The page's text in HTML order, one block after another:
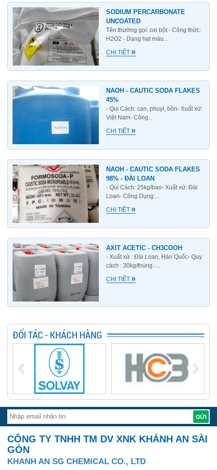
SODIUM PERCARBONATE
UNCOATED
Tên thường gọi: oxi bột - Công thức:
H2O2 - Dạng hạt màu...
CHI TIẾT»
NAOH - CAUTIC SODA FLAKES
45%
- Qui Cách: can, phuyl, bồn- Xuất xứ:
Việt Nam- Công...
CHI TIẾT»
NAOH - CAUTIC SODA FLAKES
98% - ĐÀI LOAN
- Qui Cách: 25kg/bao- Xuất xứ: Đài
Loan- Công Dụng:...
CHI TIẾT»
AXIT ACETIC - CH3COOH
- Xuất xứ : Đài Loan, Hàn Quốc- Quy
cách : 30kg/thùng.-...
CHI TIẾT»
ĐỐI TÁC - KHÁCH HÀNG
CÔNG TY TNHH TM DV XNK KHÁNH AN SÀI
GÒN
KHANH AN SG CHEMICAL CO., LTD